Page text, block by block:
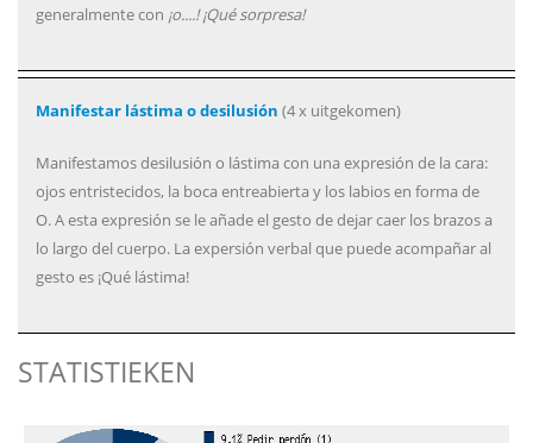
generalmente con ¡o....! ¡Qué sorpresa!
Manifestar lástima o desilusión (4 x uitgekomen)
Manifestamos desilusión o lástima con una expresión de la cara:
ojos entristecidos, la boca entreabierta y los labios en forma de
O. A esta expresión se le añade el gesto de dejar caer los brazos a
lo largo del cuerpo. La expersión verbal que puede acompañar al
gesto es ¡Qué lástima!
STATISTIEKEN